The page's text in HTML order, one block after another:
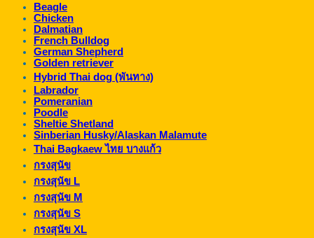
Beagle
Chicken
Dalmatian
French Bulldog
German Shepherd
Golden retriever
Hybrid Thai dog (พันทาง)
Labrador
Pomeranian
Poodle
Sheltie Shetland
Sinberian Husky/Alaskan Malamute
Thai Bagkaew ไทย บางแก้ว
กรงสุนัข
กรงสุนัข L
กรงสุนัข M
กรงสุนัข S
กรงสุนัข XL